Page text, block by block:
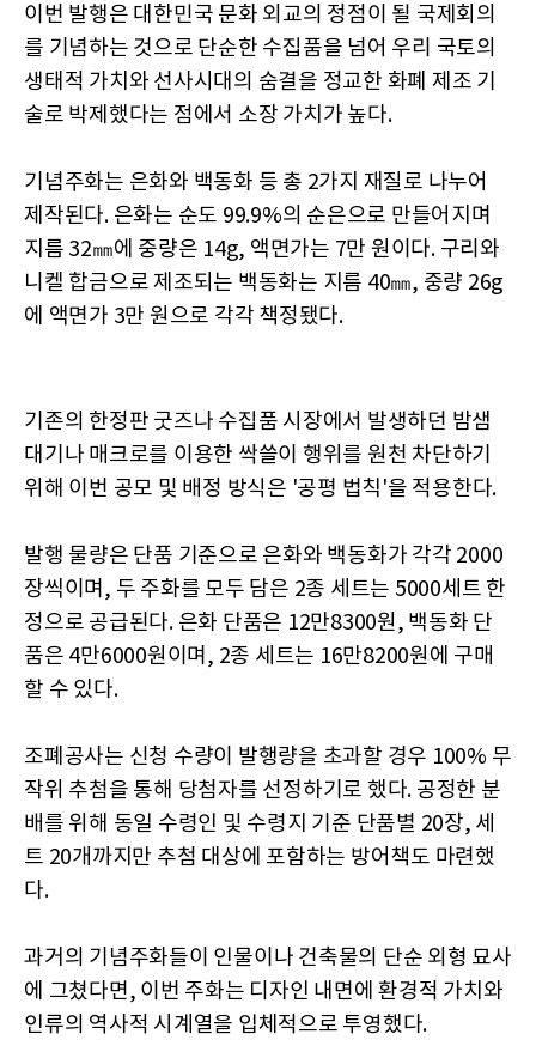
이번 발행은 대한민국 문화 외교의 정점이 될 국제회의
를 기념하는 것으로 단순한 수집품을 넘어 우리 국토의
생태적 가치와 선사시대의 숨결을 정교한 화폐 제조 기
술로 박제했다는 점에서 소장 가치가 높다.
기념주화는 은화와 백동화 등 총 2가지 재질로 나누어
제작된다. 은화는 순도 99.9%의 순은으로 만들어지며
지름 32㎜에 중량은 14g, 액면가는 7만 원이다. 구리와
니켈 합금으로 제조되는 백동화는 지름 40㎜, 중량 26g
에 액면가 3만 원으로 각각 책정됐다.
기존의 한정판 굿즈나 수집품 시장에서 발생하던 밤샘
대기나 매크로를 이용한 싹쓸이 행위를 원천 차단하기
위해 이번 공모 및 배정 방식은 '공평 법칙'을 적용한다.
발행 물량은 단품 기준으로 은화와 백동화가 각각 2000
장씩이며, 두 주화를 모두 담은 2종 세트는 5000세트 한
정으로 공급된다. 은화 단품은 12만8300원, 백동화 단
품은 4만6000원이며, 2종 세트는 16만8200원에 구매
할 수 있다.
조폐공사는 신청 수량이 발행량을 초과할 경우 100% 무
작위 추첨을 통해 당첨자를 선정하기로 했다. 공정한 분
배를 위해 동일 수령인 및 수령지 기준 단품별 20장, 세
트 20개까지만 추첨 대상에 포함하는 방어책도 마련했
다.
과거의 기념주화들이 인물이나 건축물의 단순 외형 묘사
에 그쳤다면, 이번 주화는 디자인 내면에 환경적 가치와
인류의 역사적 시계열을 입체적으로 투영했다.